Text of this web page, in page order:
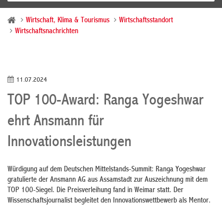
Wirtschaft, Klima & Tourismus
Wirtschaftsstandort
Wirtschaftsnachrichten
11.07.2024
TOP 100-Award: Ranga Yogeshwar
ehrt Ansmann für
Innovationsleistungen
Würdigung auf dem Deutschen Mittelstands-Summit: Ranga Yogeshwar
gratulierte der Ansmann AG aus Assamstadt zur Auszeichnung mit dem
TOP 100-Siegel. Die Preisverleihung fand in Weimar statt. Der
Wissenschaftsjournalist begleitet den Innovationswettbewerb als Mentor.